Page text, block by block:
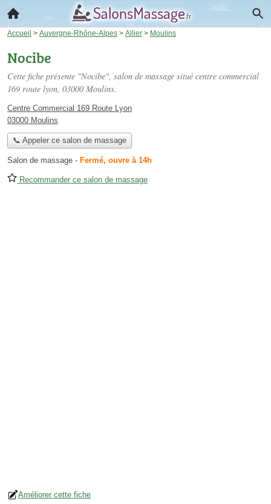
Accueil > Auvergne-Rhône-Alpes > Allier > Moulins
Nocibe
Cette fiche présente "Nocibe", salon de massage situé centre commercial
169 route lyon, 03000 Moulins.
Centre Commercial 169 Route Lyon
03000 Moulins
📞 Appeler ce salon de massage
Salon de massage - Fermé, ouvre à 14h
Recommander ce salon de massage
Améliorer cette fiche